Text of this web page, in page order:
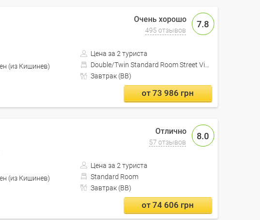
7.8
495 отзывов
Перелет включен (из Кишинев)
Цена за 2 туриста
Double/Twin Standard Room Street View
Завтрак (BB)
от 73 986 грн
8.0
57 отзывов
Перелет включен (из Кишинев)
Цена за 2 туриста
Standard Room
Завтрак (BB)
от 74 606 грн